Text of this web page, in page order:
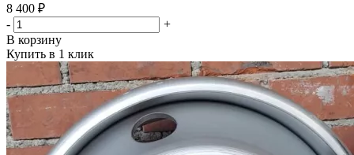
8 400 ₽
-
+
В корзину
Купить в 1 клик